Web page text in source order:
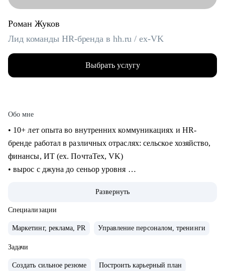
Роман Жуков
Лид команды HR-бренда в hh.ru / ex-VK
Выбрать услугу
Обо мне
• 10+ лет опыта во внутренних коммуникациях и HR-
бренде работал в различных отраслях: сельское хозяйство,
финансы, ИТ (ех. ПочтаТех, VK)
• вырос с джуна до сеньор уровня
компаниях с нуля, создавал и внедрял EVP, и новые
концепции бренда работодателя
человек для внешних и внутренних участников
• сейчас развиваю бренд работодателя в лидере HR-tech
России.
Развернуть
Специализации
Маркетинг, реклама, PR Управление персоналом, тренинги
Задачи
Создать сильное резюме Построить карьерный план